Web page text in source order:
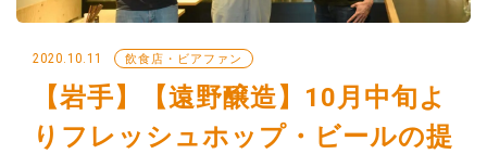
2020.10.11 飲食店・ビアファン
【岩手】【遠野醸造】10月中旬よ
りフレッシュホップ・ビールの提